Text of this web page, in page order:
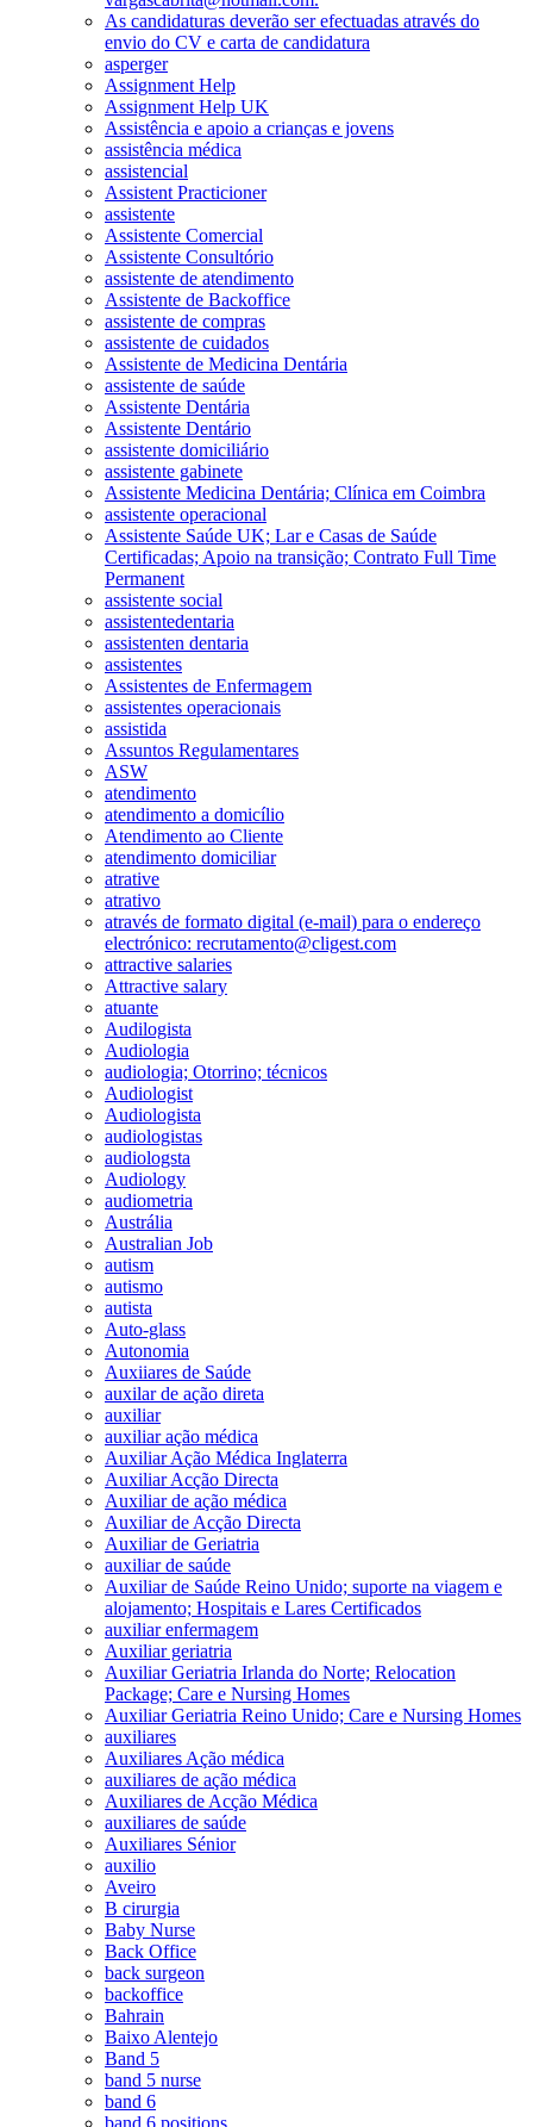
As candidaturas deverão ser efectuadas através do
envio do CV e carta de candidatura
asperger
Assignment Help
Assignment Help UK
Assistência e apoio a crianças e jovens
assistência médica
assistencial
Assistent Practicioner
assistente
Assistente Comercial
Assistente Consultório
assistente de atendimento
Assistente de Backoffice
assistente de compras
assistente de cuidados
Assistente de Medicina Dentária
assistente de saúde
Assistente Dentária
Assistente Dentário
assistente domiciliário
assistente gabinete
Assistente Medicina Dentária; Clínica em Coimbra
assistente operacional
Assistente Saúde UK; Lar e Casas de Saúde
Certificadas; Apoio na transição; Contrato Full Time
Permanent
assistente social
assistentedentaria
assistenten dentaria
assistentes
Assistentes de Enfermagem
assistentes operacionais
assistida
Assuntos Regulamentares
ASW
atendimento
atendimento a domicílio
Atendimento ao Cliente
atendimento domiciliar
atrative
atrativo
através de formato digital (e-mail) para o endereço
electrónico: recrutamento@cligest.com
attractive salaries
Attractive salary
atuante
Audilogista
Audiologia
audiologia; Otorrino; técnicos
Audiologist
Audiologista
audiologistas
audiologsta
Audiology
audiometria
Austrália
Australian Job
autism
autismo
autista
Auto-glass
Autonomia
Auxiiares de Saúde
auxilar de ação direta
auxiliar
auxiliar ação médica
Auxiliar Ação Médica Inglaterra
Auxiliar Acção Directa
Auxiliar de ação médica
Auxiliar de Acção Directa
Auxiliar de Geriatria
auxiliar de saúde
Auxiliar de Saúde Reino Unido; suporte na viagem e
alojamento; Hospitais e Lares Certificados
auxiliar enfermagem
Auxiliar geriatria
Auxiliar Geriatria Irlanda do Norte; Relocation
Package; Care e Nursing Homes
Auxiliar Geriatria Reino Unido; Care e Nursing Homes
auxiliares
Auxiliares Ação médica
auxiliares de ação médica
Auxiliares de Acção Médica
auxiliares de saúde
Auxiliares Sénior
auxilio
Aveiro
B cirurgia
Baby Nurse
Back Office
back surgeon
backoffice
Bahrain
Baixo Alentejo
Band 5
band 5 nurse
band 6
band 6 positions